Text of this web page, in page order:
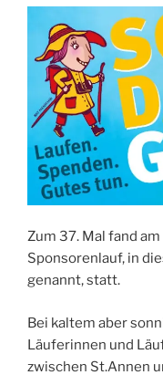
Zum 37. Mal fand
Sponsorenlauf, in
genannt, statt.
Bei kaltem aber
Läuferinnen und
zwischen St.Annen